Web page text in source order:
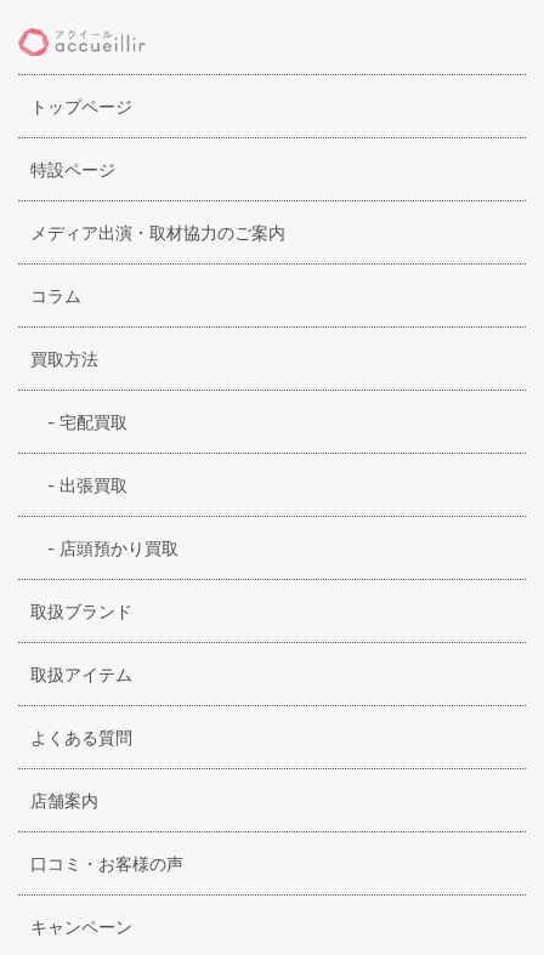
す。レディース・メンズともにウェアを展開しています。デ
ィテールにこだわりながらも、ミリタリーブランドらしく、
快適な着心地や防寒性・保温性・通気性など機能性にも優れ
たアイテムが揃います。
トップページ
特設ページ
メディア出演・取材協力のご案内
コラム
買取方法
- 宅配買取
- 出張買取
- 店頭預かり買取
取扱ブランド
取扱アイテム
よくある質問
店舗案内
口コミ・お客様の声
キャンペーン